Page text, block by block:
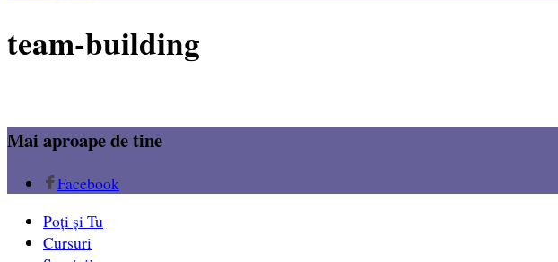
team-building
Mai aproape de tine
Facebook
Poți și Tu
Cursuri